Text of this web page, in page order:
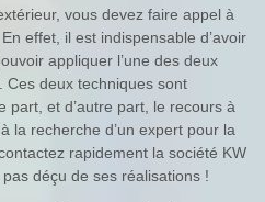
vous devez faire appel à
effet, il est indispensable d’avoir
appliquer l’une des deux
Ces deux techniques sont
part, et d’autre part, le recours à
la recherche d’un expert pour la
rapidement la société KW
déçu de ses réalisations !